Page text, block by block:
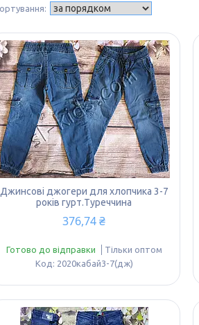
Джинсові джогери для хлопчика 3-7
років гурт.Туреччина
376,74 ₴
Готово до відправки
Тільки оптом
2020кабай3-7(дж)